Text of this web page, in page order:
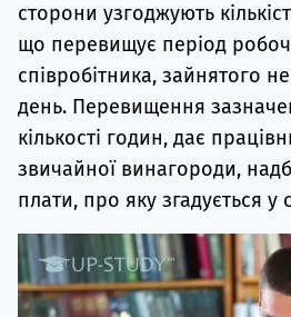
сторони узгоджують
що перевищує період
співробітника, зайнятого
день. Перевищення
кількості годин, дає
звичайної винагороди,
плати, про яку згадується у